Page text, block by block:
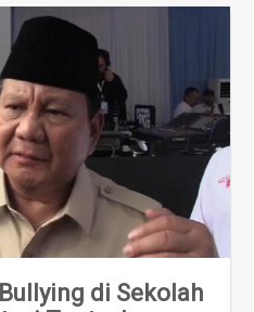
di Sekolah